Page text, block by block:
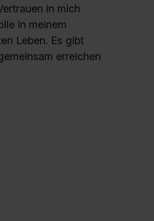
in mich
in meinem
Leben. Es gibt
erreichen